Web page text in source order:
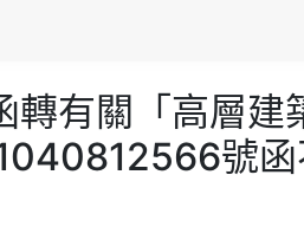
轉有關「高層
號函